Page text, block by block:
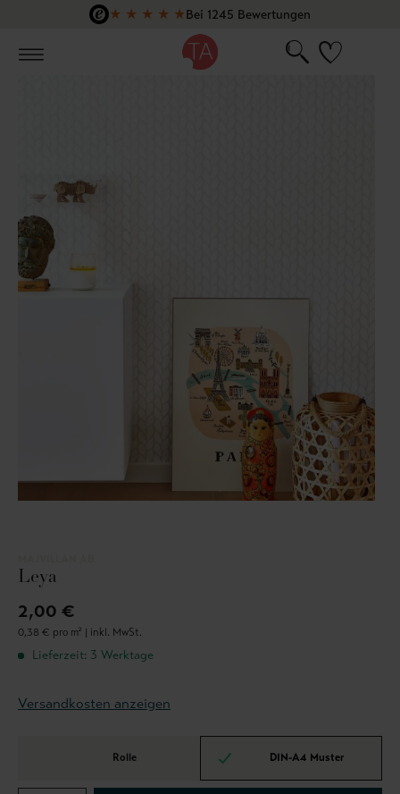
Zum Hauptinhalt springen
★ ★ ★ ★ ★Bei 1245 Bewertungen
Leya
2,00 €
0,38 € pro m² | inkl. MwSt.
Lieferzeit: 3 Werktage
Versandkosten anzeigen
Rolle DIN-A4 Muster